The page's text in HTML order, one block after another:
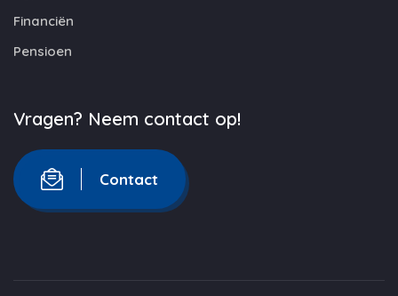
Financiën
Pensioen
Vragen? Neem contact op!
Contact